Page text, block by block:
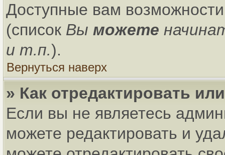
Доступные вам
(список Вы можете
и т.п.).
Вернуться наверх
» Как отредактировать
Если вы не являетесь
можете редактировать и